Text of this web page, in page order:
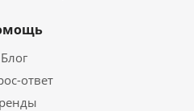
Блог
ответ